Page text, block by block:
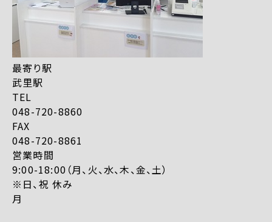
最寄り駅
武里駅
TEL
048-720-8860
FAX
048-720-8861
営業時間
9:00-18:00（月、火、水、木、金、土）
※日、祝 休み
月